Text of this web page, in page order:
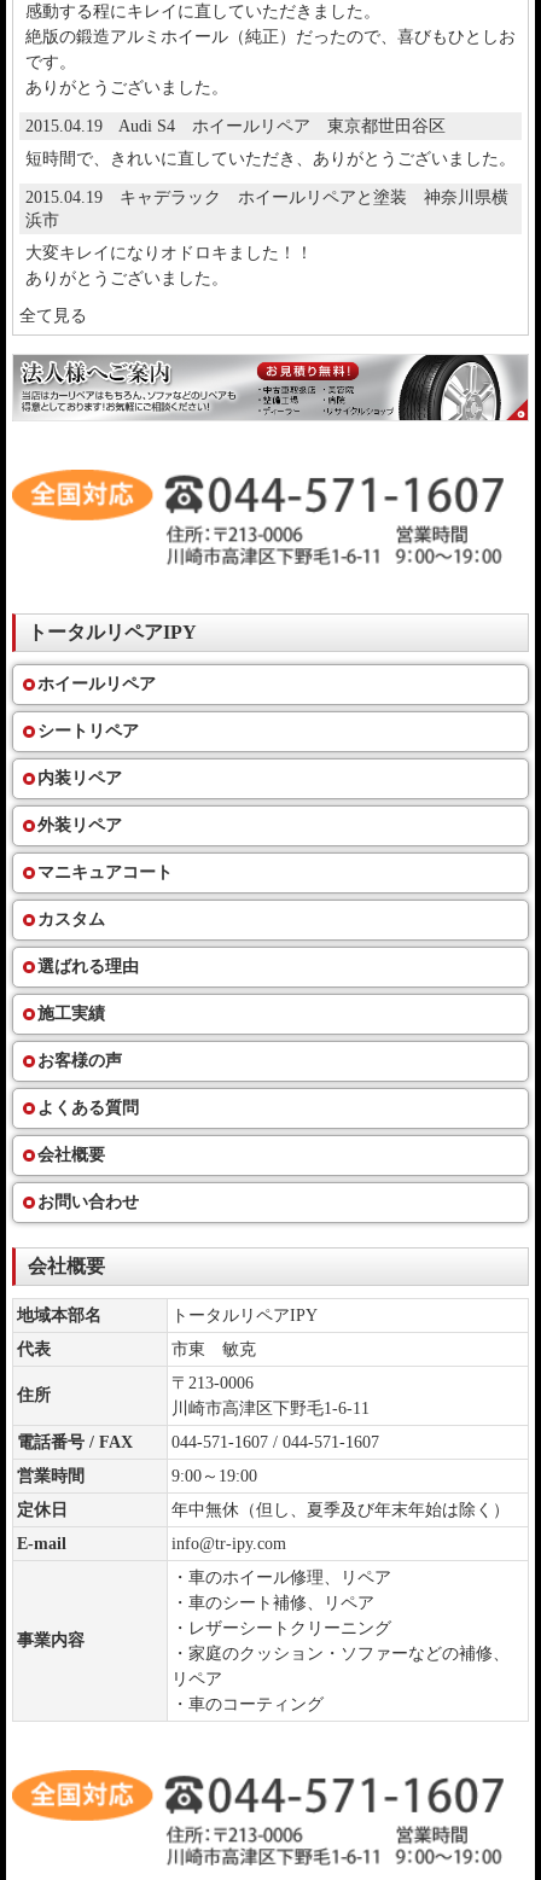
感動する程にキレイに直していただきました。
絶版の鍛造アルミホイール（純正）だったので、喜びもひとしお
です。
ありがとうございました。
2015.04.19 Audi S4 ホイールリペア 東京都世田谷区
短時間で、きれいに直していただき、ありがとうございました。
2015.04.19 キャデラック ホイールリペアと塗装 神奈川県横
浜市
大変キレイになりオドロキました！！
ありがとうございました。
全て見る
トータルリペアIPY
ホイールリペア
シートリペア
内装リペア
外装リペア
マニキュアコート
カスタム
選ばれる理由
施工実績
お客様の声
よくある質問
会社概要
お問い合わせ
会社概要
地域本部名
トータルリペアIPY
代表
市東 敏克
住所
〒213-0006
川崎市高津区下野毛1-6-11
電話番号 / FAX
044-571-1607 / 044-571-1607
営業時間
9:00～19:00
定休日
年中無休（但し、夏季及び年末年始は除く）
E-mail
info@tr-ipy.com
事業内容
・車のホイール修理、リペア
・車のシート補修、リペア
・レザーシートクリーニング
・家庭のクッション・ソファーなどの補修、
リペア
・車のコーティング